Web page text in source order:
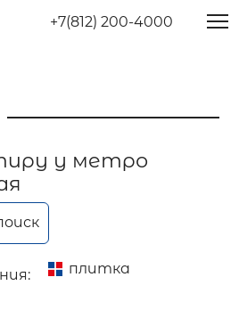
+7(812) 200-4000
у метро
плитка